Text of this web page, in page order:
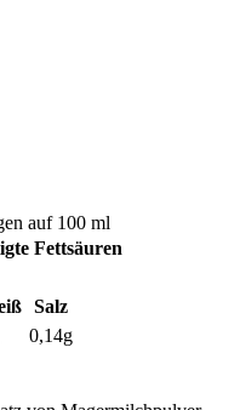
auf 100 ml
Fettsäuren
Salz
0,14g